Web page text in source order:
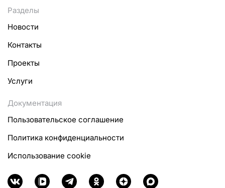
Разделы
Новости
Контакты
Проекты
Услуги
Документация
Пользовательское соглашение
Политика конфиденциальности
Использование cookie